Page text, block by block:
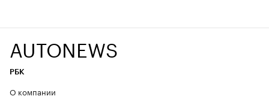
AUTONEWS
РБК
О компании